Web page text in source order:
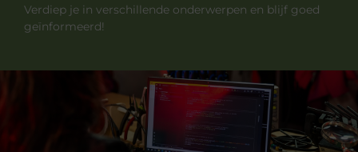
Verdiep je in verschillende onderwerpen en blijf goed
geïnformeerd!